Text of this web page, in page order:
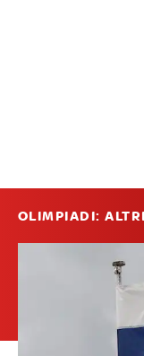
OLIMPIADI: